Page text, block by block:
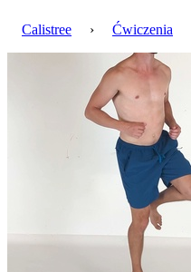
Calistree › Ćwiczenia